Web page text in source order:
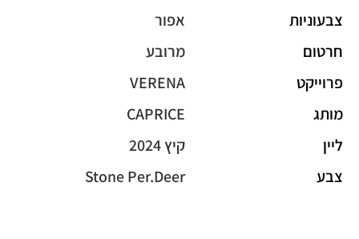
צבעוניות
אפור
חרטום
מרובע
פרוייקט
VERENA
מותג
CAPRICE
ליין
קיץ 2024
צבע
Stone Per.Deer